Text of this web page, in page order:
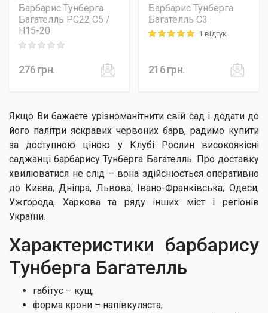
Барбарис Тунберга
Багателль PC22 C5 /
H15-20
Rating: 0 out of 5
276грн.
Барбарис Тунберга
Багателль C3
Rating: 5 out of 51 відгук
216грн.
Якщо Ви бажаєте урізноманітнити свій сад і додати до
його палітри яскравих червоних барв, радимо купити
за доступною ціною у Клубі Рослин високоякісні
саджанці барбарису Тунберга Багателль. Про доставку
хвилюватися не слід – вона здійснюється оперативно
до Києва, Дніпра, Львова, Івано-Франківська, Одеси,
Ужгорода, Харкова та ряду інших міст і регіонів
України.
Характеристики барбарису
Тунберга Багателль
габітус – кущ;
форма крони – напівкуляста;